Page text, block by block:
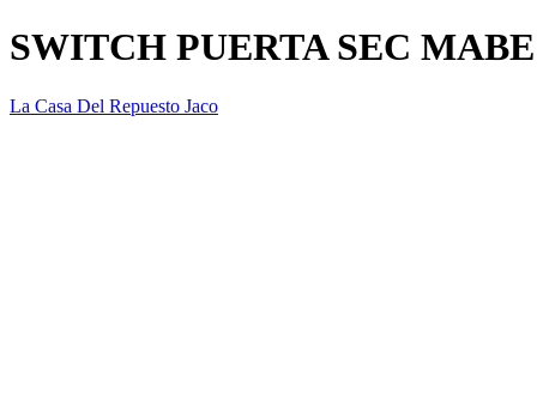
SWITCH PUERTA SEC
La Casa Del Repuesto Jaco